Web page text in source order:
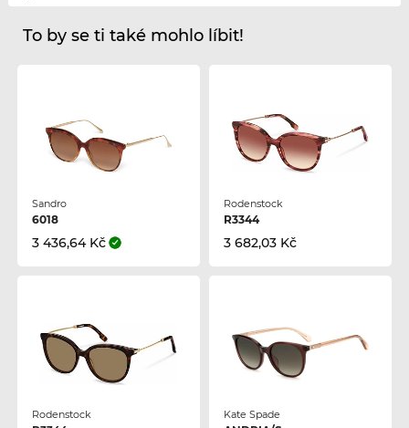
To by se ti také mohlo líbit!
Sandro
6018
3 436,64 Kč
Rodenstock
R3344
3 682,03 Kč
Rodenstock Kate Spade